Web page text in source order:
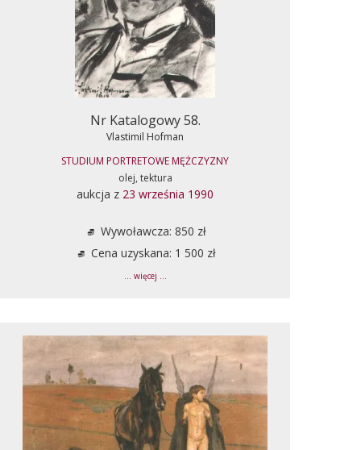
Nr Katalogowy 58.
Vlastimil Hofman
STUDIUM PORTRETOWE MĘŻCZYZNY
olej, tektura
aukcja z 23 września 1990
Wywoławcza: 850 zł
Cena uzyskana: 1 500 zł
... więcej ...